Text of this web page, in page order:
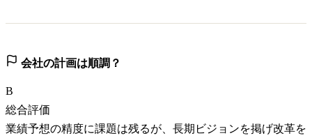
会社の計画は順調？
B
総合評価
業績予想の精度に課題は残るが、長期ビジョンを掲げ改革を